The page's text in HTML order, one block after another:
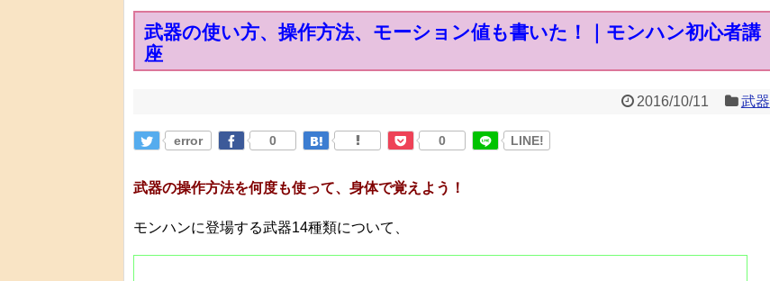
武器の使い方、操作方法、モーション値も書いた！｜モンハン初心者講
座
2016/10/11 武器
error 0 0 LINE!
武器の操作方法を何度も使って、身体で覚えよう！
モンハンに登場する武器14種類について、